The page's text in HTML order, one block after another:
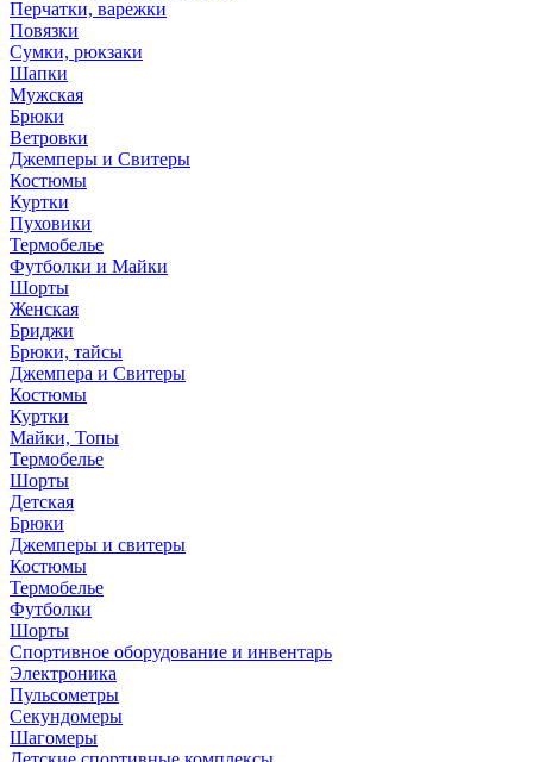
Перчатки, варежки
Повязки
Сумки, рюкзаки
Шапки
Мужская
Брюки
Ветровки
Джемперы и Свитеры
Костюмы
Куртки
Пуховики
Термобелье
Футболки и Майки
Шорты
Женская
Бриджи
Брюки, тайсы
Джемпера и Свитеры
Костюмы
Куртки
Майки, Топы
Термобелье
Шорты
Детская
Брюки
Джемперы и свитеры
Костюмы
Термобелье
Футболки
Шорты
Спортивное оборудование и инвентарь
Электроника
Пульсометры
Секундомеры
Шагомеры